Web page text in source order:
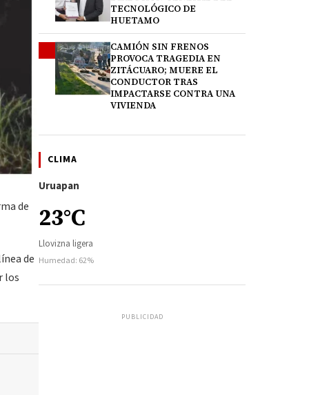
de
de
los
TECNOLÓGICO DE
HUETAMO
CAMIÓN SIN FRENOS
PROVOCA TRAGEDIA EN
ZITÁCUARO; MUERE EL
CONDUCTOR TRAS
IMPACTARSE CONTRA UNA
VIVIENDA
CLIMA
Uruapan
23°C
Llovizna ligera
Humedad: 62%
PUBLICIDAD